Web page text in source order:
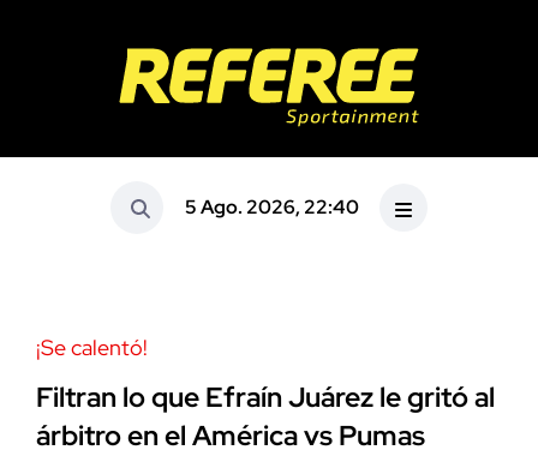
5 Ago. 2026, 22:40
¡Se calentó!
Filtran lo que Efraín Juárez le gritó al
árbitro en el América vs Pumas